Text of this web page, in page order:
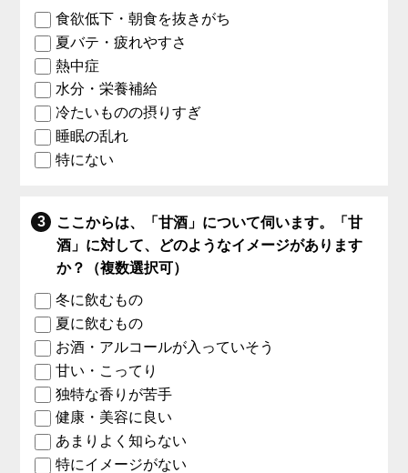
食欲低下・朝食を抜きがち
夏バテ・疲れやすさ
熱中症
水分・栄養補給
冷たいものの摂りすぎ
睡眠の乱れ
特にない
ここからは、「甘酒」について伺います。「甘
酒」に対して、どのようなイメージがあります
か？（複数選択可）
冬に飲むもの
夏に飲むもの
お酒・アルコールが入っていそう
甘い・こってり
独特な香りが苦手
健康・美容に良い
あまりよく知らない
特にイメージがない